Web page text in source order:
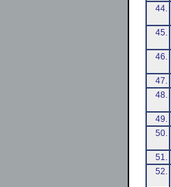
44.
45.
46.
47.
48.
49.
50.
51.
52.